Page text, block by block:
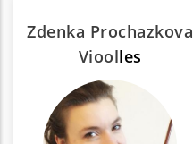
Zdenka Prochazkova
Vioolles